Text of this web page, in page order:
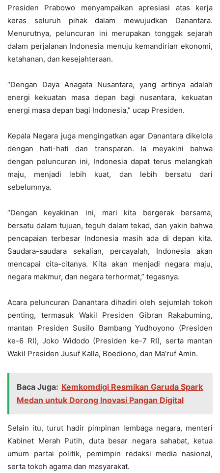
Presiden Prabowo menyampaikan apresiasi atas kerja
keras seluruh pihak dalam mewujudkan Danantara.
Menurutnya, peluncuran ini merupakan tonggak sejarah
dalam perjalanan Indonesia menuju kemandirian ekonomi,
ketahanan, dan kesejahteraan.
“Dengan Daya Anagata Nusantara, yang artinya adalah
energi kekuatan masa depan bagi nusantara, kekuatan
energi masa depan bagi Indonesia,” ucap Presiden.
Kepala Negara juga mengingatkan agar Danantara dikelola
dengan hati-hati dan transparan. Ia meyakini bahwa
dengan peluncuran ini, Indonesia dapat terus melangkah
maju, menjadi lebih kuat, dan lebih bersatu dari
sebelumnya.
“Dengan keyakinan ini, mari kita bergerak bersama,
bersatu dalam tujuan, teguh dalam tekad, dan yakin bahwa
pencapaian terbesar Indonesia masih ada di depan kita.
Saudara-saudara sekalian, percayalah, Indonesia akan
mencapai cita-citanya. Kita akan menjadi negara maju,
negara makmur, dan negara terhormat,” tegasnya.
Acara peluncuran Danantara dihadiri oleh sejumlah tokoh
penting, termasuk Wakil Presiden Gibran Rakabuming,
mantan Presiden Susilo Bambang Yudhoyono (Presiden
ke-6 RI), Joko Widodo (Presiden ke-7 RI), serta mantan
Wakil Presiden Jusuf Kalla, Boediono, dan Ma’ruf Amin.
Baca Juga: Kemkomdigi Resmikan Garuda Spark
Medan untuk Dorong Inovasi Pangan Digital
Selain itu, turut hadir pimpinan lembaga negara, menteri
Kabinet Merah Putih, duta besar negara sahabat, ketua
umum partai politik, pemimpin redaksi media nasional,
serta tokoh agama dan masyarakat.